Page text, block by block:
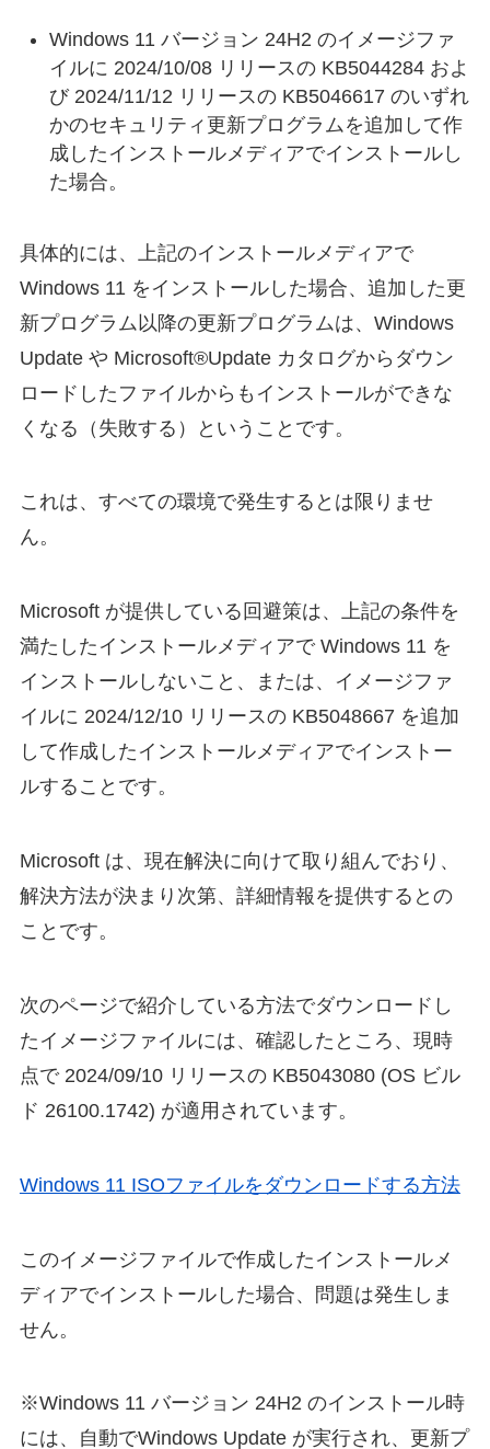
Windows 11 バージョン 24H2 のイメージファ
イルに 2024/10/08 リリースの KB5044284 およ
び 2024/11/12 リリースの KB5046617 のいずれ
かのセキュリティ更新プログラムを追加して作
成したインストールメディアでインストールし
た場合。
具体的には、上記のインストールメディアで
Windows 11 をインストールした場合、追加した更
新プログラム以降の更新プログラムは、Windows
Update や Microsoft®Update カタログからダウン
ロードしたファイルからもインストールができな
くなる（失敗する）ということです。
これは、すべての環境で発生するとは限りませ
ん。
Microsoft が提供している回避策は、上記の条件を
満たしたインストールメディアで Windows 11 を
インストールしないこと、または、イメージファ
イルに 2024/12/10 リリースの KB5048667 を追加
して作成したインストールメディアでインストー
ルすることです。
Microsoft は、現在解決に向けて取り組んでおり、
解決方法が決まり次第、詳細情報を提供するとの
ことです。
次のページで紹介している方法でダウンロードし
たイメージファイルには、確認したところ、現時
点で 2024/09/10 リリースの KB5043080 (OS ビル
ド 26100.1742) が適用されています。
Windows 11 ISOファイルをダウンロードする方法
このイメージファイルで作成したインストールメ
ディアでインストールした場合、問題は発生しま
せん。
※Windows 11 バージョン 24H2 のインストール時
には、自動でWindows Update が実行され、更新プ